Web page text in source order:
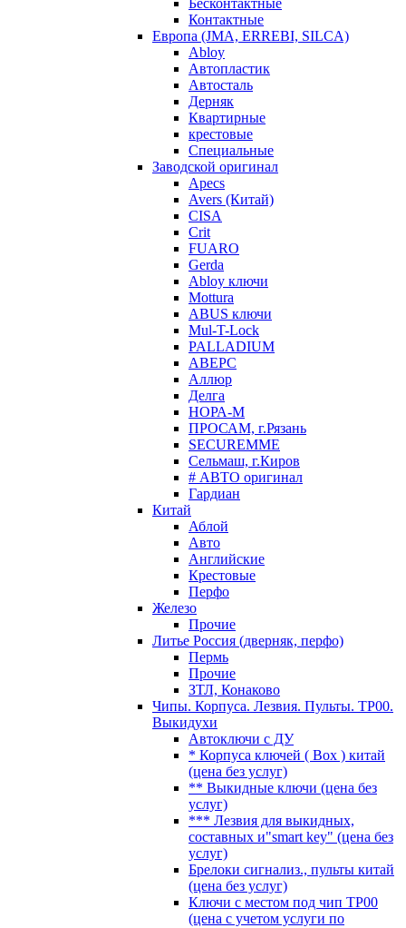
Бесконтактные
Контактные
Европа (JMA, ERREBI, SILCA)
Abloy
Автопластик
Автосталь
Дерняк
Квартирные
крестовые
Специальные
Заводской оригинал
Apecs
Avers (Китай)
CISA
Crit
FUARO
Gerda
Abloy ключи
Mottura
ABUS ключи
Mul-T-Lock
PALLADIUM
АВЕРС
Аллюр
Делга
НОРА-М
ПРОСАМ, г.Рязань
SECUREMME
Сельмаш, г.Киров
# АВТО оригинал
Гардиан
Китай
Аблой
Авто
Английские
Крестовые
Перфо
Железо
Прочие
Литье Россия (дверняк, перфо)
Пермь
Прочие
ЗТЛ, Конаково
Чипы. Корпуса. Лезвия. Пульты. TP00.
Выкидухи
Автоключи с ДУ
* Корпуса ключей ( Box ) китай
(цена без услуг)
** Выкидные ключи (цена без
услуг)
*** Лезвия для выкидных,
составных и"smart key" (цена без
услуг)
Брелоки сигнализ., пульты китай
(цена без услуг)
Ключи с местом под чип TP00
(цена с учетом услуги по